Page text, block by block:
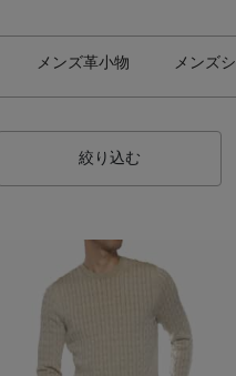
メンズ革小物 メンズ
絞り込む